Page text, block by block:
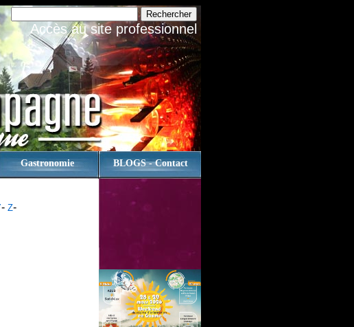
Accès au site professionnel
Gastronomie BLOGS - Contact
- Z-